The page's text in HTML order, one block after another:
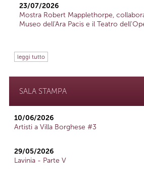
23/07/2026
Mostra Robert Mapplethorpe,
Museo dell'Ara Pacis e il Teatro
leggi tutto
SALA STAMPA
10/06/2026
Artisti a Villa Borghese #3
29/05/2026
Lavinia - Parte V